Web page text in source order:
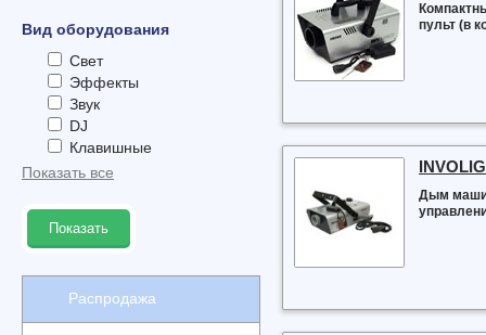
Вид оборудования
Свет
Эффекты
Звук
DJ
Клавишные
Показать все
Показать
Распродажа
пульт (в
Дым